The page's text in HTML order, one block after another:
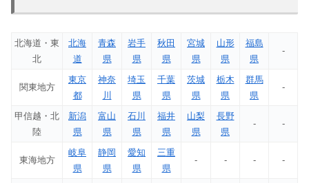
北海道・東
北
北海
道
青森
県
岩手
県
秋田
県
宮城
県
山形
県
福島
県
-
関東地方
東京
都
神奈
川
埼玉
県
千葉
県
茨城
県
栃木
県
群馬
県
-
甲信越・北
陸
新潟
県
富山
県
石川
県
福井
県
山梨
県
長野
県
- -
東海地方
岐阜
県
静岡
県
愛知
県
三重
県
- - - -